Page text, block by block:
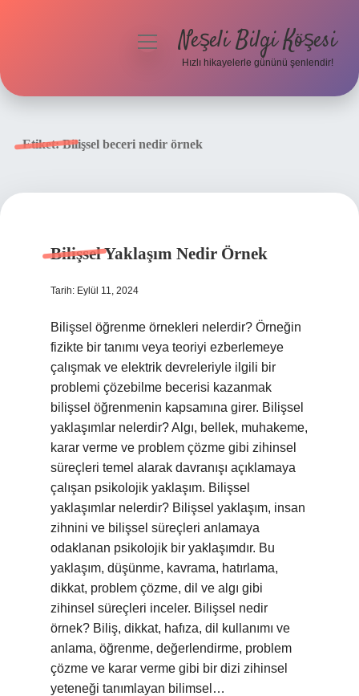
menüyüNeşeli Bilgi Köşesi
Hızlı hikayelerle gününü şenlendir!
Etiket:Bilişsel beceri nedir örnek
Bilişsel Yaklaşım Nedir Örnek
Tarih: Eylül 11, 2024
Bilişsel öğrenme örnekleri nelerdir? Örneğin
fizikte bir tanımı veya teoriyi ezberlemeye
çalışmak ve elektrik devreleriyle ilgili bir
problemi çözebilme becerisi kazanmak
bilişsel öğrenmenin kapsamına girer. Bilişsel
yaklaşımlar nelerdir? Algı, bellek, muhakeme,
karar verme ve problem çözme gibi zihinsel
süreçleri temel alarak davranışı açıklamaya
çalışan psikolojik yaklaşım. Bilişsel
yaklaşımlar nelerdir? Bilişsel yaklaşım, insan
zihnini ve bilişsel süreçleri anlamaya
odaklanan psikolojik bir yaklaşımdır. Bu
yaklaşım, düşünme, kavrama, hatırlama,
dikkat, problem çözme, dil ve algı gibi
zihinsel süreçleri inceler. Bilişsel nedir
örnek? Biliş, dikkat, hafıza, dil kullanımı ve
anlama, öğrenme, değerlendirme, problem
çözme ve karar verme gibi bir dizi zihinsel
yeteneği tanımlayan bilimsel…